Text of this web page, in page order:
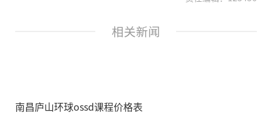
相关新闻
南昌庐山环球ossd课程价格表